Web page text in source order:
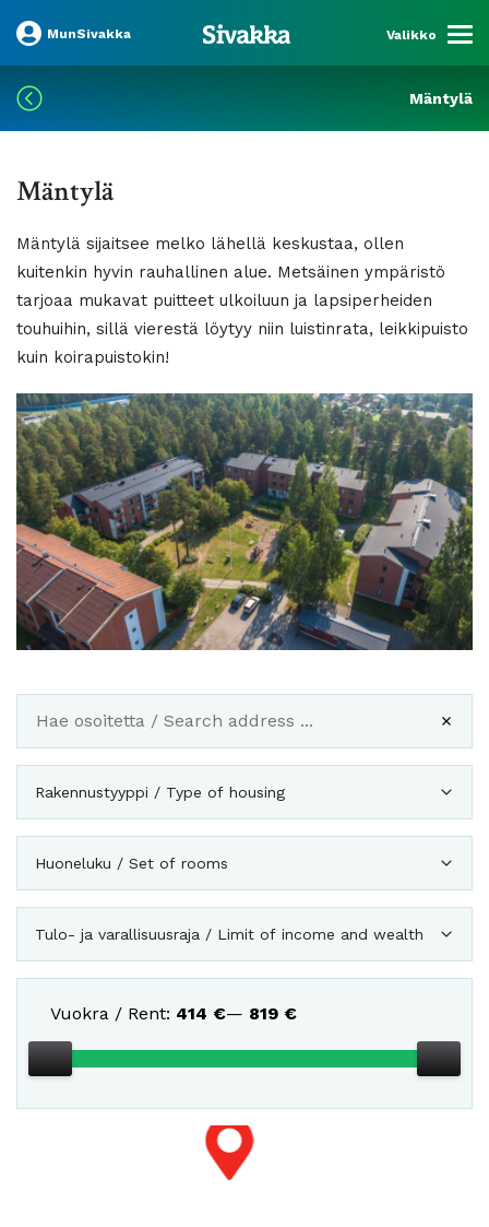
MunSivakka Valikko
Mäntylä
Mäntylä
Mäntylä sijaitsee melko lähellä keskustaa, ollen
kuitenkin hyvin rauhallinen alue. Metsäinen ympäristö
tarjoaa mukavat puitteet ulkoiluun ja lapsiperheiden
touhuihin, sillä vierestä löytyy niin luistinrata, leikkipuisto
kuin koirapuistokin!
Rakennustyyppi / Type of housing
Huoneluku / Set of rooms
Tulo- ja varallisuusraja / Limit of income and wealth
Vuokra / Rent: 414 €— 819 €